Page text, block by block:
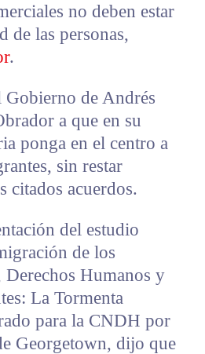
no deben estar
de las personas,
.
de Andrés
a que en su
ponga en el centro a
sin restar
citados acuerdos.
del estudio
de los
Derechos Humanos y
La Tormenta
para la CNDH por
Georgetown, dijo que